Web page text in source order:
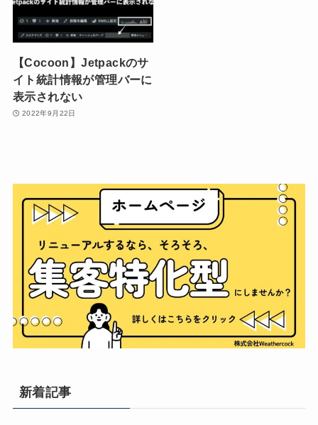
【Cocoon】Jetpackのサ
イト統計情報が管理バーに
表示されない
2022年9月22日
新着記事